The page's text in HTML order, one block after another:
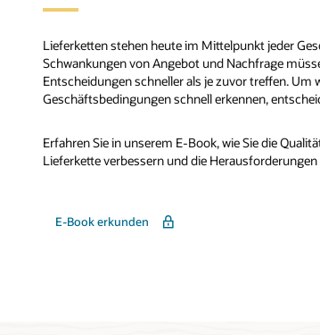
Lieferketten stehen heute im Mittelpunkt jeder
Schwankungen von Angebot und Nachfrage
Entscheidungen schneller als je zuvor treffen. Um
Geschäftsbedingungen schnell erkennen,
Erfahren Sie in unserem E-Book, wie Sie die
Lieferkette verbessern und die
E-Book erkunden